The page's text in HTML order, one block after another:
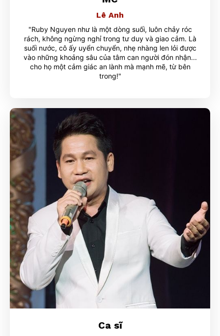
Lê Anh
"Ruby Nguyen như là một dòng suối, luôn chảy róc
rách, không ngừng nghỉ trong tư duy và giao cảm. Là
suối nước, cô ấy uyển chuyển, nhẹ nhàng len lỏi được
vào những khoảng sâu của tâm can người đón nhận...
cho họ một cảm giác an lành mà mạnh mẽ, từ bên
trong!"
Ca sĩ